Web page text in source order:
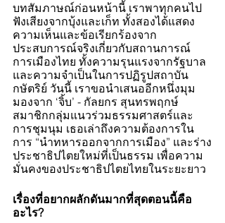
บทสัมภาษณ์ก่อนหน้านี้ เราพาทุกคนไป
ฟังเสียงจากบุ้งและเก็ท ทั้งสองได้แสดง
ความเห็นและข้อเรียกร้องจาก
ประสบการณ์จริงเกี่ยวกับสถานการณ์
การเมืองไทย ทั้งความรุนแรงจากรัฐบาล
และความจำเป็นในการปฏิรูปสถาบัน
กษัตริย์ วันนี้ เราขอนำเสนออีกหนึ่งมุม
มองจาก ‘จิ้บ’ - กัลยกร สุนทรพฤกษ์
สมาชิกกลุ่มแนวร่วมธรรมศาสตร์และ
การชุมนุม เธอเล่าถึงความต้องการใน
การ “นำทหารออกจากการเมือง” และร่าง
ประชาธิปไตยใหม่ที่เป็นธรรม เพื่อความ
มั่นคงของประชาธิปไตยไทยในระยะยาว
เรื่องที่อยากผลักดันมากที่สุดตอนนี้คือ
อะไร?